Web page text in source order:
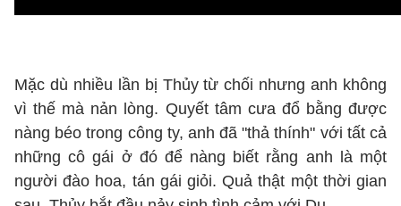
Mặc dù nhiều lần bị Thủy từ chối nhưng anh không
vì thế mà nản lòng. Quyết tâm cưa đổ bằng được
nàng béo trong công ty, anh đã "thả thính" với tất cả
những cô gái ở đó để nàng biết rằng anh là một
người đào hoa, tán gái giỏi. Quả thật một thời gian